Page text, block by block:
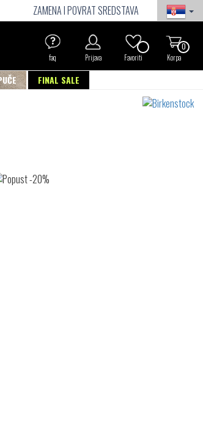
ZAMENA I POVRAT SREDSTAVA
0
Korpa
Favoriti
Prijava
faq
FINAL SALE